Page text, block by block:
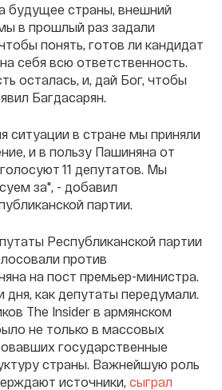
будущее страны, внешний
в прошлый раз задали
понять, готов ли кандидат
себя всю ответственность.
осталась, и, дай Бог, чтобы
Багдасарян.
ситуации в стране мы приняли
и в пользу Пашиняна от
11 депутатов. Мы
за", - добавил
партии.
Республиканской партии
против
на пост премьер-министра.
как депутаты передумали.
The Insider в армянском
не только в массовых
государственные
страны. Важнейшую роль
источники, сыграл